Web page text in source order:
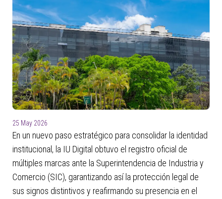
25 May 2026
En un nuevo paso estratégico para consolidar la identidad
institucional, la IU Digital obtuvo el registro oficial de
múltiples marcas ante la Superintendencia de Industria y
Comercio (SIC), garantizando así la protección legal de
sus signos distintivos y reafirmando su presencia en el